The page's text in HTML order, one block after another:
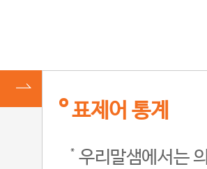
표제어 통계
우리말샘에서는